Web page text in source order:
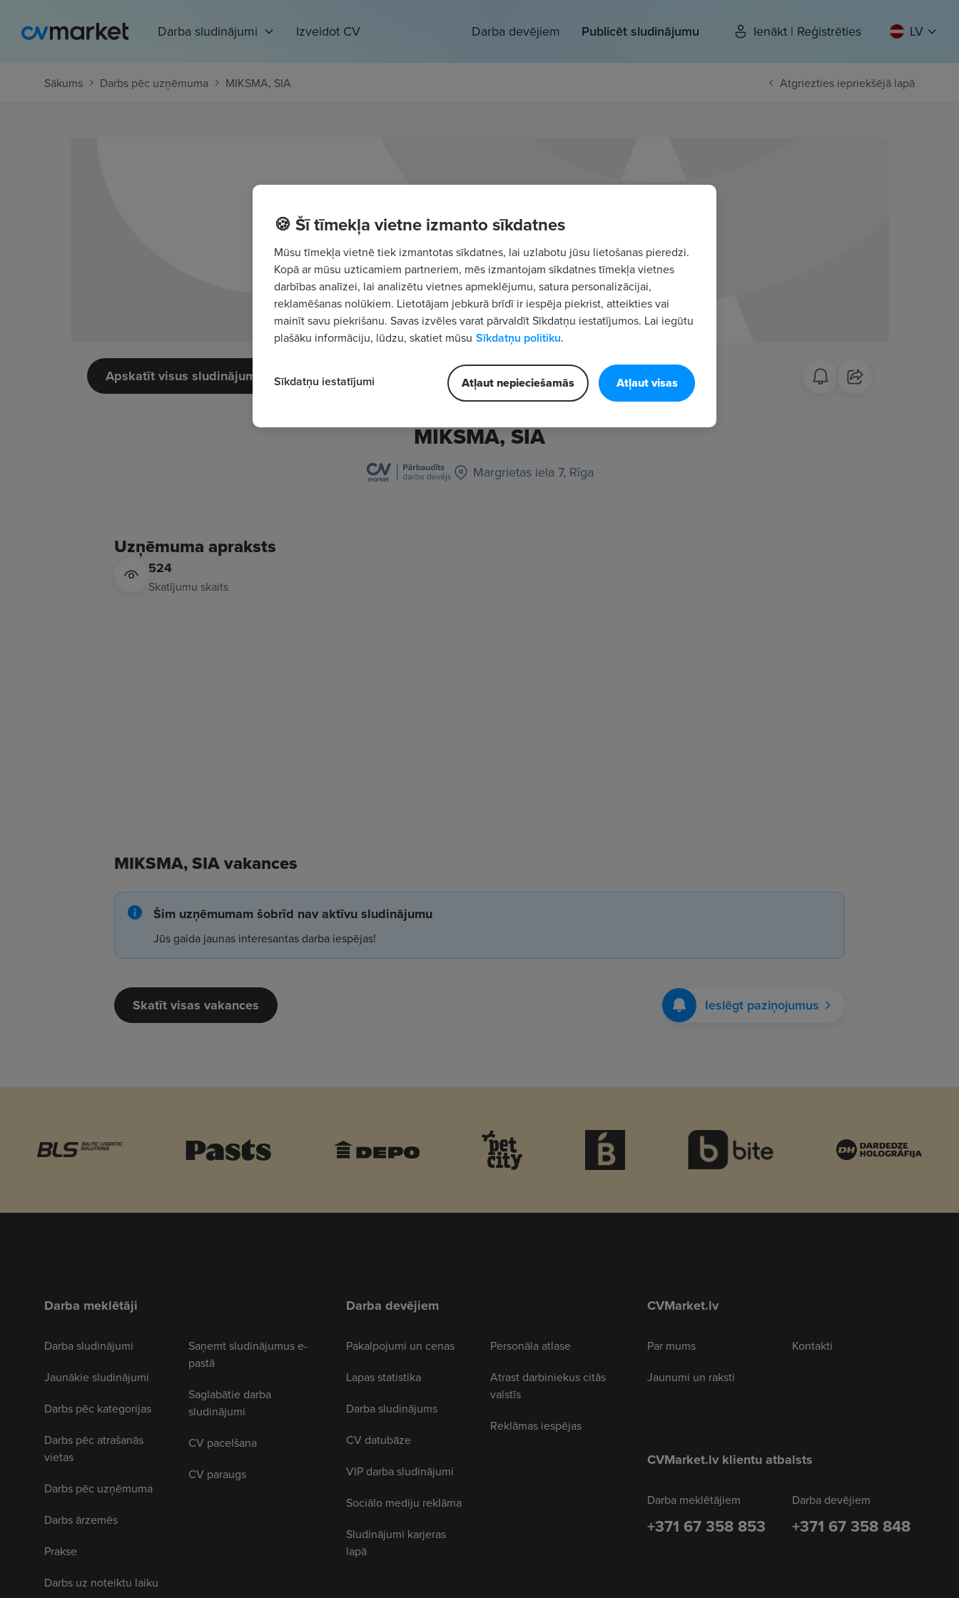
Darba sludinājumi Izveidot CV Darba devējiem Publicēt sludinājumu Ienākt | Reģistrēties LV
Sākums Darbs pēc uzņēmuma MIKSMA, SIA Atgriezties iepriekšējā lapā
Apskatīt visus sludinājumus
MIKSMA, SIA
Margrietas iela 7, Rīga
Uzņēmuma apraksts
524
Skatījumu skaits
MIKSMA, SIA vakances
Šim uzņēmumam šobrīd nav aktīvu sludinājumu
Jūs gaida jaunas interesantas darba iespējas!
Skatīt visas vakances Ieslēgt paziņojumus
Darba meklētāji
Darba sludinājumi
Jaunākie sludinājumi
Darbs pēc kategorijas
Darbs pēc atrašanās
vietas
Darbs pēc uzņēmuma
Darbs ārzemēs
Prakse
Darbs uz noteiktu laiku
Saņemt sludinājumus e-
pastā
Saglabātie darba
sludinājumi
CV pacelšana
CV paraugs
Darba devējiem
Pakalpojumi un cenas
Lapas statistika
Darba sludinājums
CV datubāze
VIP darba sludinājumi
Sociālo mediju reklāma
Sludinājumi karjeras
lapā
Personāla atlase
Atrast darbiniekus citās
valstīs
Reklāmas iespējas
CVMarket.lv
Par mums
Jaunumi un raksti
Kontakti
CVMarket.lv klientu atbalsts
Darba meklētājiem
+371 67 358 853
Darba devējiem
+371 67 358 848
🍪 Šī tīmekļa vietne izmanto sīkdatnes
Mūsu tīmekļa vietnē tiek izmantotas sīkdatnes, lai uzlabotu jūsu lietošanas pieredzi.
Kopā ar mūsu uzticamiem partneriem, mēs izmantojam sīkdatnes tīmekļa vietnes
darbības analīzei, lai analizētu vietnes apmeklējumu, satura personalizācijai,
reklamēšanas nolūkiem. Lietotājam jebkurā brīdī ir iespēja piekrist, atteikties vai
mainīt savu piekrišanu. Savas izvēles varat pārvaldīt Sīkdatņu iestatījumos. Lai iegūtu
plašāku informāciju, lūdzu, skatiet mūsu Sīkdatņu politiku.
Sīkdatņu iestatījumi Atļaut nepieciešamās Atļaut visas